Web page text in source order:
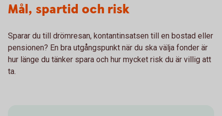
Mål, spartid och risk
Sparar du till drömresan, kontantinsatsen till en bostad eller
pensionen? En bra utgångspunkt när du ska välja fonder är
hur länge du tänker spara och hur mycket risk du är villig att
ta.